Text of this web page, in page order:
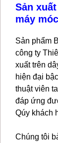
Sản
máy
Sản phẩm
công ty
xuất trên
hiện đại
thuật viên
đáp ứng
Qúy khách
Chúng tôi